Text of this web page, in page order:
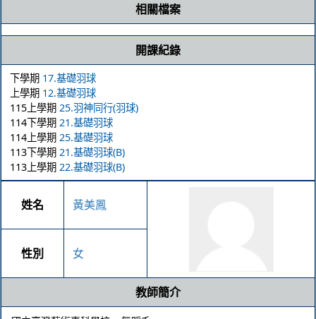
相關檔案
開課紀錄
下學期 17.基礎羽球
上學期 12.基礎羽球
115上學期 25.羽神同行(羽球)
114下學期 21.基礎羽球
114上學期 25.基礎羽球
113下學期 21.基礎羽球(B)
113上學期 22.基礎羽球(B)
姓名 黃美鳳
性別 女
教師簡介